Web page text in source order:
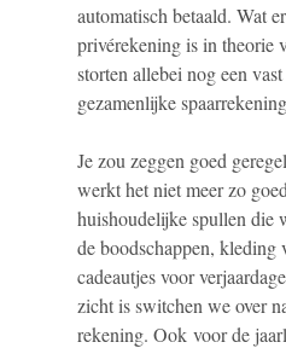
automatisch betaald. Wat
privérekening is in theorie
storten allebei nog een
gezamenlijke
Je zou zeggen goed
werkt het niet meer zo
huishoudelijke spullen die
de boodschappen, kleding
cadeautjes voor
zicht is switchen we over
rekening. Ook voor de